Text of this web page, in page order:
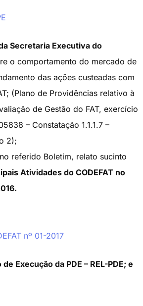
Secretaria Executiva do
o comportamento do mercado de
das ações custeadas com
(Plano de Providências relativo à
de Gestão do FAT, exercício
– Constatação 1.1.1.7 –
2);
referido Boletim, relato sucinto
Atividades do CODEFAT no
nº 01-2017
Execução da PDE – REL-PDE; e